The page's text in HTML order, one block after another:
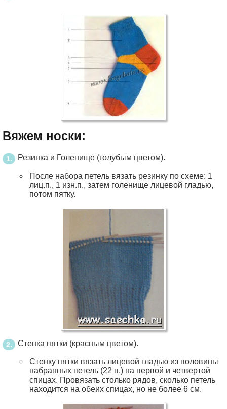
Вяжем носки:
Резинка и Голенище (голубым цветом).
После набора петель вязать резинку по схеме: 1
лиц.п., 1 изн.п., затем голенище лицевой гладью,
потом пятку.
Стенка пятки (красным цветом).
Стенку пятки вязать лицевой гладью из половины
набранных петель (22 п.) на первой и четвертой
спицах. Провязать столько рядов, сколько петель
находится на обеих спицах, но не более 6 см.